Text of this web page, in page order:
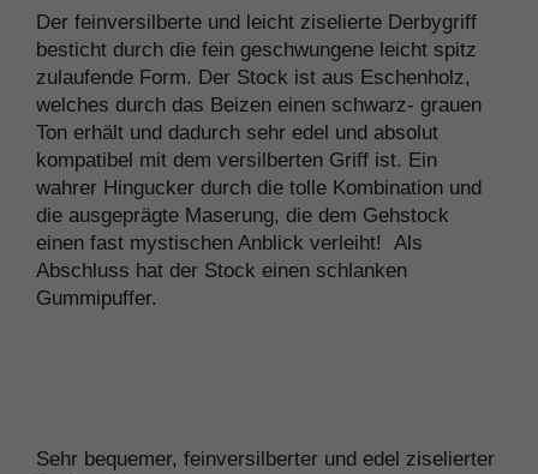
Der feinversilberte und leicht ziselierte Derbygriff
besticht durch die fein geschwungene leicht spitz
zulaufende Form. Der Stock ist aus Eschenholz,
welches durch das Beizen einen schwarz- grauen
Ton erhält und dadurch sehr edel und absolut
kompatibel mit dem versilberten Griff ist. Ein
wahrer Hingucker durch die tolle Kombination und
die ausgeprägte Maserung, die dem Gehstock
einen fast mystischen Anblick verleiht! Als
Abschluss hat der Stock einen schlanken
Gummipuffer.
Sehr bequemer, feinversilberter und edel ziselierter